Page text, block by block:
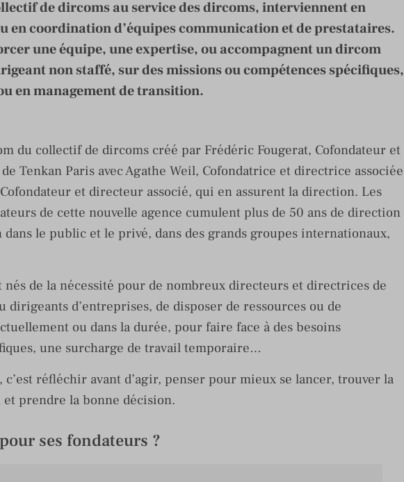
de dircoms au service des dircoms, interviennent en
en coordination d’équipes communication et de prestataires.
une équipe, une expertise, ou accompagnent un dircom
non staffé, sur des missions ou compétences spécifiques,
en management de transition.
du collectif de dircoms créé par Frédéric Fougerat, Cofondateur et
Tenkan Paris avec Agathe Weil, Cofondatrice et directrice associée
et directeur associé, qui en assurent la direction. Les
de cette nouvelle agence cumulent plus de 50 ans de direction
le public et le privé, dans des grands groupes internationaux,
nés de la nécessité pour de nombreux directeurs et directrices de
dirigeants d’entreprises, de disposer de ressources ou de
ou dans la durée, pour faire face à des besoins
une surcharge de travail temporaire…
c’est réfléchir avant d’agir, penser pour mieux se lancer, trouver la
prendre la bonne décision.
ses fondateurs ?